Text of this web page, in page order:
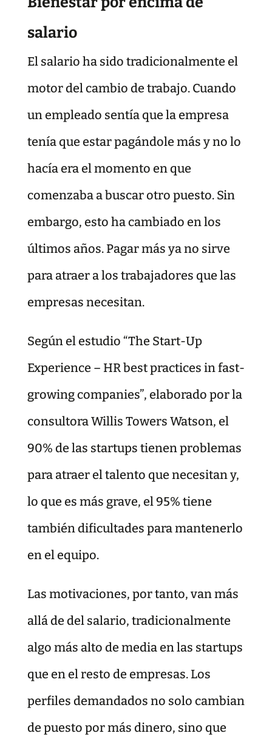
salario
El salario ha sido tradicionalmente el
motor del cambio de trabajo. Cuando
un empleado sentía que la empresa
tenía que estar pagándole más y no lo
hacía era el momento en que
comenzaba a buscar otro puesto. Sin
embargo, esto ha cambiado en los
últimos años. Pagar más ya no sirve
para atraer a los trabajadores que las
empresas necesitan.
Según el estudio “The Start-Up
Experience – HR best practices in fast-
growing companies”, elaborado por la
consultora Willis Towers Watson, el
90% de las startups tienen problemas
para atraer el talento que necesitan y,
lo que es más grave, el 95% tiene
también dificultades para mantenerlo
en el equipo.
Las motivaciones, por tanto, van más
allá de del salario, tradicionalmente
algo más alto de media en las startups
que en el resto de empresas. Los
perfiles demandados no solo cambian
de puesto por más dinero, sino que